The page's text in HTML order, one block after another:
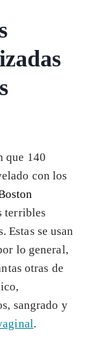
que 140
con los
terribles
Estas se usan
lo general,
otras de
sangrado y
.